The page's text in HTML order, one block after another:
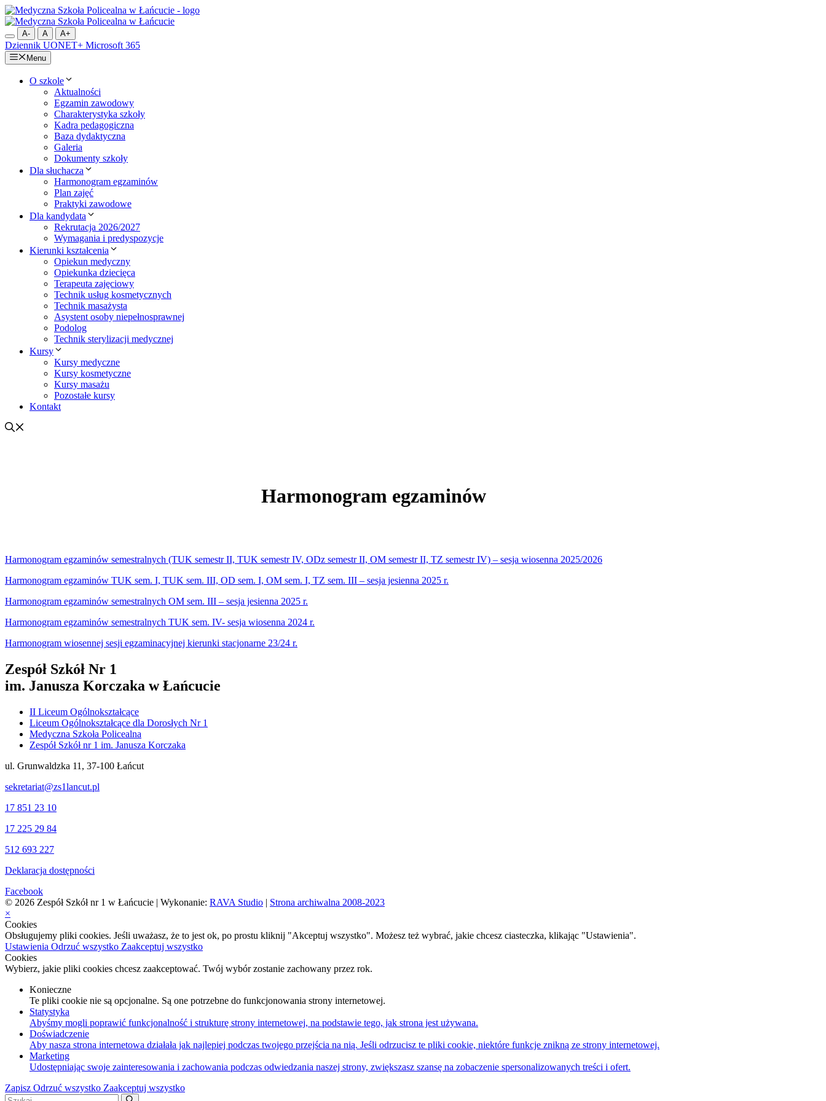
Przejdź
do
treściA- A A+
Dziennik UONET+ Microsoft 365
Menu
O szkole
Aktualności
Egzamin zawodowy
Charakterystyka szkoły
Kadra pedagogiczna
Baza dydaktyczna
Galeria
Dokumenty szkoły
Dla słuchacza
Harmonogram egzaminów
Plan zajęć
Praktyki zawodowe
Dla kandydata
Rekrutacja 2026/2027
Wymagania i predyspozycje
Kierunki kształcenia
Opiekun medyczny
Opiekunka dziecięca
Terapeuta zajęciowy
Technik usług kosmetycznych
Technik masażysta
Asystent osoby niepełnosprawnej
Podolog
Technik sterylizacji medycznej
Kursy
Kursy medyczne
Kursy kosmetyczne
Kursy masażu
Pozostałe kursy
Kontakt
Harmonogram egzaminów
Harmonogram egzaminów semestralnych (TUK semestr II, TUK semestr IV, ODz semestr II, OM semestr II, TZ semestr IV) – sesja wiosenna 2025/2026
Harmonogram egzaminów TUK sem. I, TUK sem. III, OD sem. I, OM sem. I, TZ sem. III – sesja jesienna 2025 r.
Harmonogram egzaminów semestralnych OM sem. III – sesja jesienna 2025 r.
Harmonogram egzaminów semestralnych TUK sem. IV- sesja wiosenna 2024 r.
Harmonogram wiosennej sesji egzaminacyjnej kierunki stacjonarne 23/24 r.
Zespół Szkół Nr 1
im. Janusza Korczaka w Łańcucie
II Liceum Ogólnokształcące
Liceum Ogólnokształcące dla Dorosłych Nr 1
Medyczna Szkoła Policealna
Zespół Szkół nr 1 im. Janusza Korczaka
ul. Grunwaldzka 11, 37-100 Łańcut
sekretariat@zs1lancut.pl
17 851 23 10
17 225 29 84
512 693 227
Deklaracja dostępności
Facebook
© 2026 Zespół Szkół nr 1 w Łańcucie | Wykonanie: RAVA Studio | Strona archiwalna 2008-2023
×
Cookies
Obsługujemy pliki cookies. Jeśli uważasz, że to jest ok, po prostu kliknij "Akceptuj wszystko". Możesz też wybrać, jakie chcesz ciasteczka, klikając "Ustawienia".
Ustawienia Odrzuć wszystko Zaakceptuj wszystko
Cookies
Wybierz, jakie pliki cookies chcesz zaakceptować. Twój wybór zostanie zachowany przez rok.
Konieczne
Te pliki cookie nie są opcjonalne. Są one potrzebne do funkcjonowania strony internetowej.
Statystyka
Abyśmy mogli poprawić funkcjonalność i strukturę strony internetowej, na podstawie tego, jak strona jest używana.
Doświadczenie
Aby nasza strona internetowa działała jak najlepiej podczas twojego przejścia na nią. Jeśli odrzucisz te pliki cookie, niektóre funkcje znikną ze strony internetowej.
Marketing
Udostępniając swoje zainteresowania i zachowania podczas odwiedzania naszej strony, zwiększasz szansę na zobaczenie spersonalizowanych treści i ofert.
Zapisz Odrzuć wszystko Zaakceptuj wszystko
Szukaj: